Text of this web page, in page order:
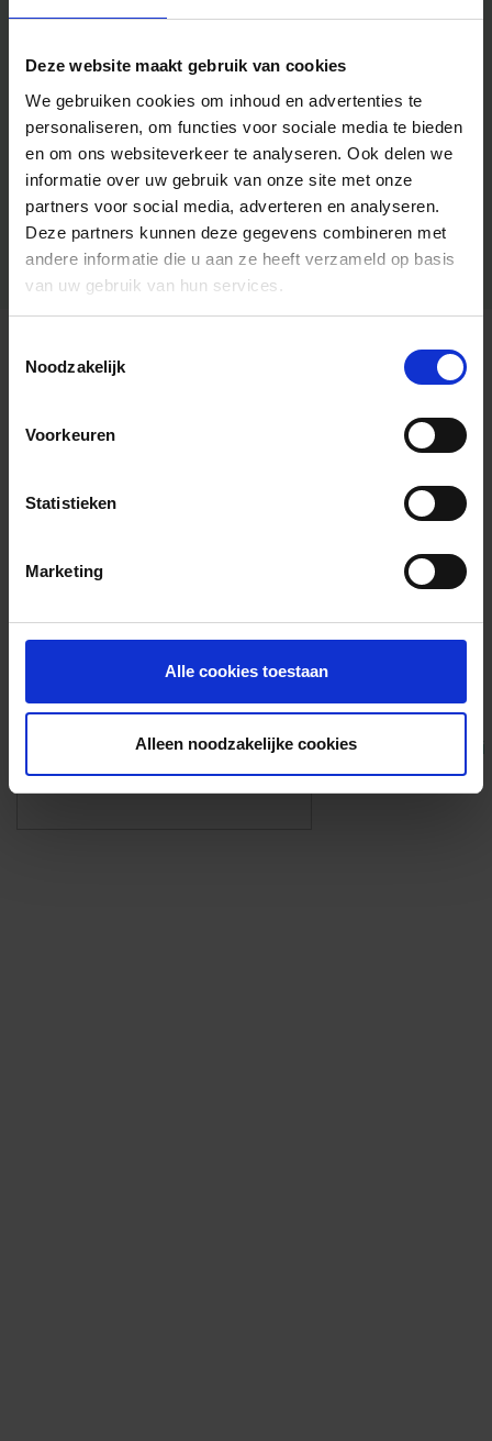
Deze website maakt gebruik van cookies
We gebruiken cookies om inhoud en advertenties te
personaliseren, om functies voor sociale media te bieden
en om ons websiteverkeer te analyseren. Ook delen we
informatie over uw gebruik van onze site met onze
partners voor social media, adverteren en analyseren.
Deze partners kunnen deze gegevens combineren met
andere informatie die u aan ze heeft verzameld op basis
van uw gebruik van hun services.
Noodzakelijk
Voorkeuren
Statistieken
Marketing
Alle cookies toestaan
Alleen noodzakelijke cookies
Algemene informatie
Foto’s ({{photos.length}})
Eigen foto’s